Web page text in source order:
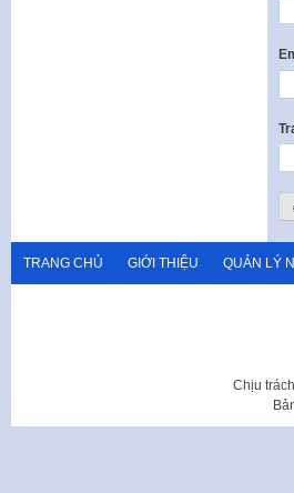
TRANG CHỦ GIỚI THIỆU QUẢN LÝ
Chịu